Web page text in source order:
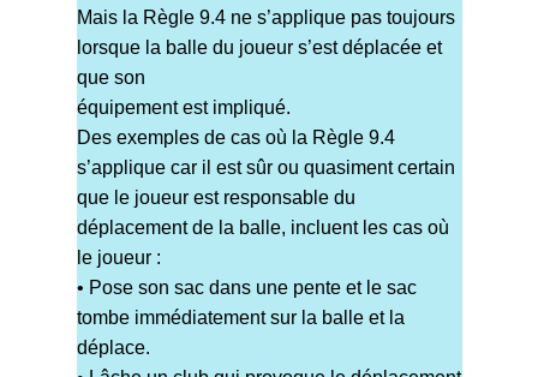
Mais la Règle 9.4 ne s’applique pas toujours
lorsque la balle du joueur s’est déplacée et
que son
équipement est impliqué.
Des exemples de cas où la Règle 9.4
s’applique car il est sûr ou quasiment certain
que le joueur est responsable du
déplacement de la balle, incluent les cas où
le joueur :
• Pose son sac dans une pente et le sac
tombe immédiatement sur la balle et la
déplace.